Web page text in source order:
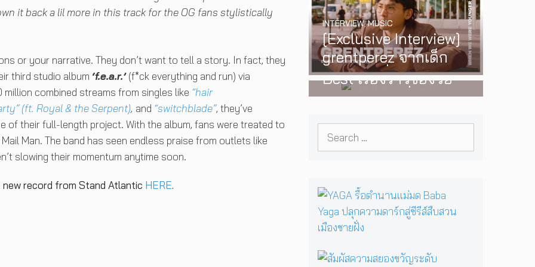
it back a lil more in this track for the OG fans stylistically
or your narrative. They don’t want to tell a story. In fact, they
third studio album ‘f.e.a.r.’(f*ck everything and run) via
combined streams from singles like “hair
(ft. Royal & the Serpent), and “switchblade”, they’ve
of their full-length project. With the album, fans were treated to
Man. The band has seen endless praise from outlets like
slowing their momentum anytime soon.
record from Stand Atlantic HERE.
พร้อมโชว์สุดพิเศษใน
กรุงเทพ 17 ตุลาคม
2026 นี้
[Exclusive Interview]
grentperez จากเด็ก
อายุ 12 ปีที่ร้องเพลงใน
ห้องนอน สู่การแสดง
หมื่น
INTERVIEW,MUSIC
I Wish You All the
Best เรื่องราวของวัย
รุ่นนอนไบนารี่ กับ
เอง ผลงานการกำกับ
ภาพยนตร์เรื่องแรกของ
WATCH,LGBTQIAN+
Search